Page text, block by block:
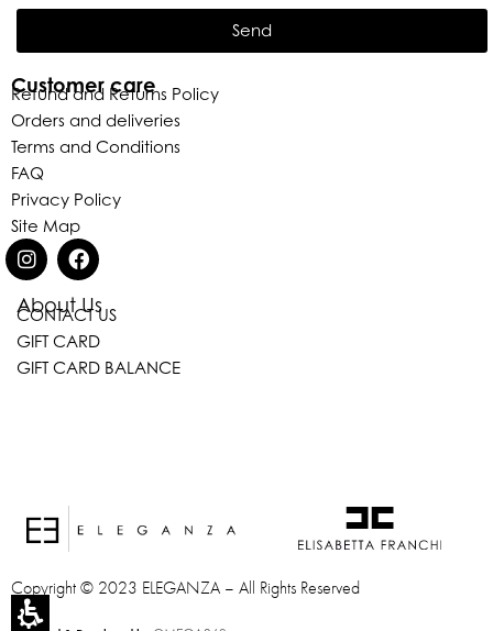
About Us
CONTACT US
GIFT CARD
GIFT CARD BALANCE
Customer care
Refund and Returns Policy
Orders and deliveries
Terms and Conditions
FAQ
Privacy Policy
Site Map
Send
Copyright © 2023 ELEGANZA – All Rights Reserved
Eleganza Israel
האם נוכל לעזור לך?